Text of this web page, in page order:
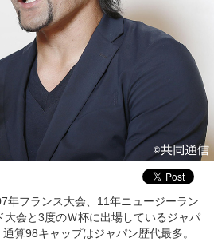
フランス大会、11年ニュージーラン
大会と3度のＷ杯に出場しているジャパ
算98キャップはジャパン歴代最多。